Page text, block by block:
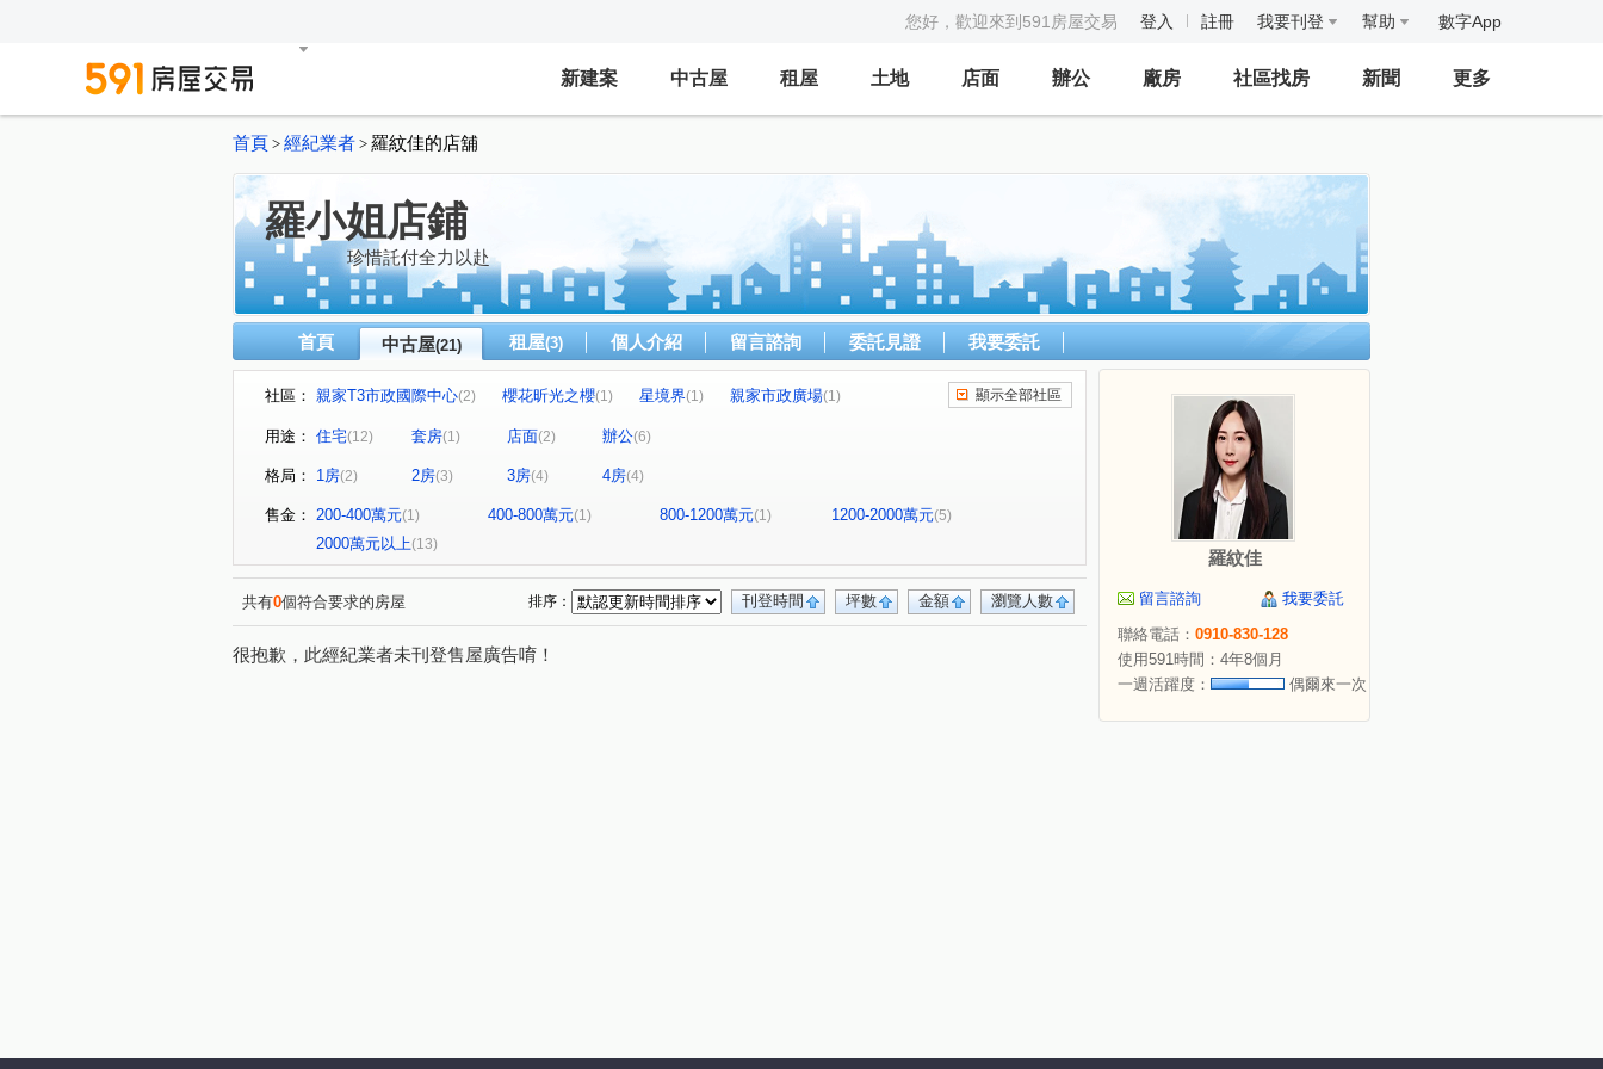
您好，歡迎來到591房屋交易 登入 註冊 我要刊登 幫助 數字App
新建案 中古屋 租屋 土地 店面 辦公 廠房 社區找房 新聞 更多
首頁 > 經紀業者 > 羅紋佳的店舖
羅小姐店鋪
珍惜託付全力以赴
首頁 中古屋(21) 租屋(3) 個人介紹 留言諮詢 委託見證 我要委託
社區： 親家T3市政國際中心(2) 櫻花昕光之櫻(1) 星境界(1) 親家市政廣場(1)
NTC國家商貿中心 惠宇一森青 鼎泰中城
名媛貴族 遠雄一品 世紀雲品 (1) 聯華山莊
市政路(2) 育才路 公園東路(1) 市政北七路(1) 市政北二路
益昌六街(1) 自由路二段
惠中路(1) 三民路三段(1) 臺灣大道二段(1) 公益路(1) 大墩十二街(1)
新富路(1) 育樂街(1) 嵩翠路(1) 華美西街一段(1)
顯示全部社區
用途： 住宅(12) 套房(1) 店面(2) 辦公(6)
格局： 1房(2) 2房(3) 3房(4) 4房(4)
售金： 200-400萬元(1) 400-800萬元(1) 800-1200萬元(1) 1200-2000萬元(5)
2000萬元以上(13)
共有0個符合要求的房屋 瀏覽人數
金額
坪數
刊登時間
排序：
很抱歉，此經紀業者未刊登售屋廣告唷！
羅紋佳
留言諮詢
我要委託
聯絡電話： 0910-830-128
使用591時間：4年8個月
一週活躍度：
偶爾來一次